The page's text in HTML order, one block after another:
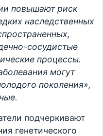
повышают риск
наследственных
сосудистые
процессы.
могут
поколения»,
подчеркивают
генетического